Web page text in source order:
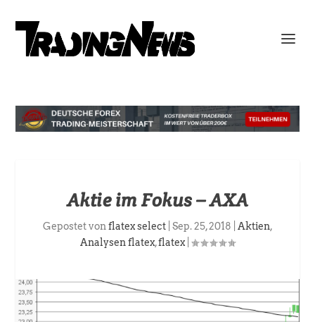
Aktie im Fokus – AXA
Gepostet vonflatex select| Sep. 25, 2018 Aktien,
Analysen flatex,flatex